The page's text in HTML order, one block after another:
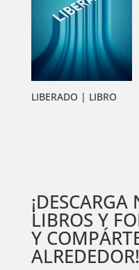
LIBERADO | LIBRO
¡DESCARGA
LIBROS Y
Y
ALREDEDOR!